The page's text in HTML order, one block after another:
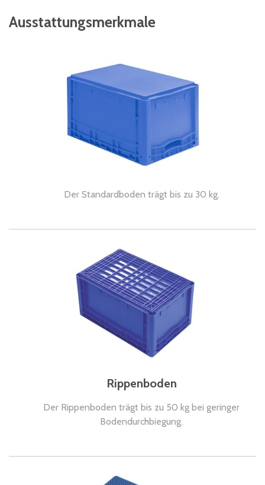
Ausstattungsmerkmale
Der Standardboden trägt bis zu 30 kg.
Rippenboden
Der Rippenboden trägt bis zu 50 kg bei geringer
Bodendurchbiegung.